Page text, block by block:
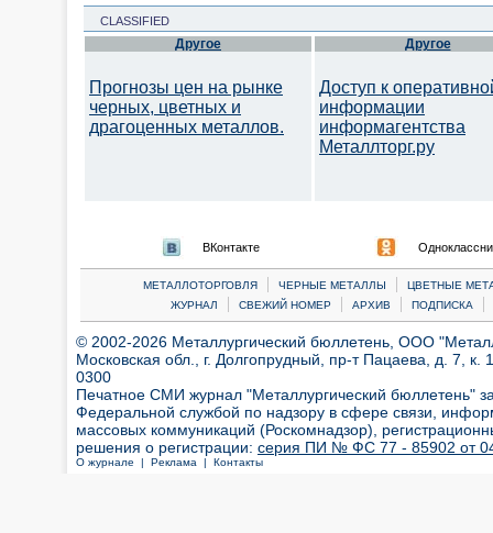
CLASSIFIED
Другое
Прогнозы цен на рынке
черных, цветных и
драгоценных металлов.
Другое
Доступ к
информации
информагентства
Металлторг.ру
ВКонтакте
МЕТАЛЛОТОРГОВЛЯ | ЧЕРНЫЕ МЕТАЛЛЫ |
ЦВЕТНЫЕ
ЖУРНАЛ
| СВЕЖИЙ НОМЕР | АРХИВ | ПОДПИСКА |
© 2002-2026 Металлургический бюллетень, ООО
Московская обл., г. Долгопрудный, пр-т Пацаева, д. 7,
0300
Печатное СМИ журнал "Металлургический бюллетень"
Федеральной службой по надзору в сфере связи,
массовых коммуникаций (Роскомнадзор),
решения о регистрации: серия ПИ № ФС 77 - 85902 от 04
О журнале | Реклама | Контакты